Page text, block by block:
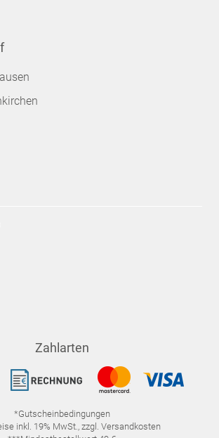
Zahlarten
*Gutscheinbedingungen
inkl. 19% MwSt., zzgl. Versandkosten